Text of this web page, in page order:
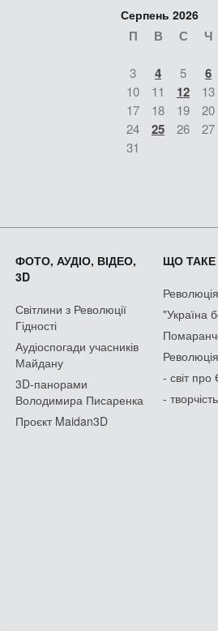
Серпень 2026
П В С Ч
3 4 5 6
10
11 12 13
17
18 19 20
24
25 26 27
31
ФОТО, АУДІО, ВІДЕО,
3D
Світлини з Революції
Гідності
Аудіоспогади учасників
Майдану
3D-панорами
Володимира Писаренка
Проєкт Maidan3D
ЩО
"Україна
- світ
-